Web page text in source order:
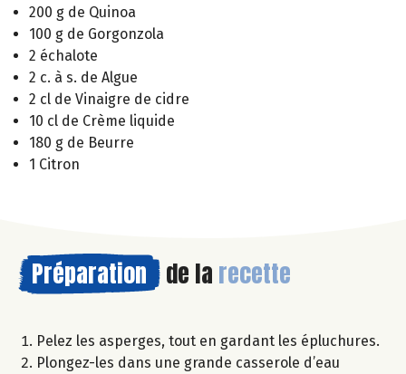
200 g de Quinoa
100 g de Gorgonzola
2 échalote
2 c. à s. de Algue
2 cl de Vinaigre de cidre
10 cl de Crème liquide
180 g de Beurre
1 Citron
Préparation de la recette
Pelez les asperges, tout en gardant les épluchures.
Plongez-les dans une grande casserole d’eau